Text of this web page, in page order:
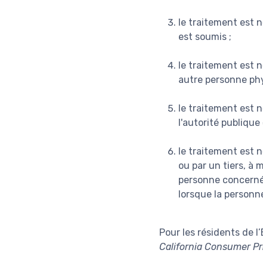
le traitement est
est soumis ;
le traitement est
autre personne
le traitement est
l'autorité publique
le traitement est
ou par un tiers, à
personne
lorsque la
Pour les résidents de
California Consumer